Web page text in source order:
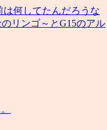
何してたんだろうな
リンゴ～とG15のアル